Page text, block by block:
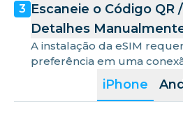
iPhone
3 Escaneie o Código QR
Detalhes
A instalação da eSIM
preferência em uma